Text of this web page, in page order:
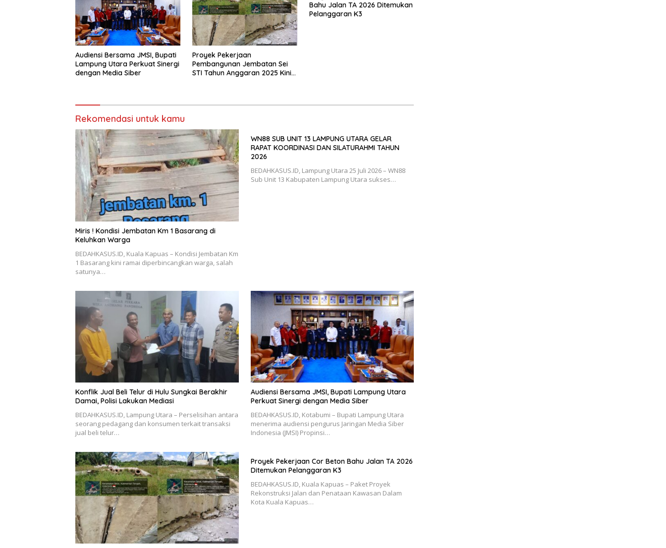
Audiensi Bersama JMSI, Bupati
Lampung Utara Perkuat Sinergi
dengan Media Siber
Proyek Pekerjaan
Pembangunan Jembatan Sei
STI Tahun Anggaran 2025 Kini
Bahu Jalan TA 2026 Ditemukan
Pelanggaran K3
Rekomendasi untuk kamu
Miris ! Kondisi Jembatan Km 1 Basarang di
Keluhkan Warga
BEDAHKASUS.ID, Kuala Kapuas – Kondisi Jembatan Km
1 Basarang kini ramai diperbincangkan warga, salah
satunya…
WN88 SUB UNIT 13 LAMPUNG UTARA GELAR
RAPAT KOORDINASI DAN SILATURAHMI TAHUN
2026
BEDAHKASUS.ID, Lampung Utara 25 Juli 2026 – WN88
Sub Unit 13 Kabupaten Lampung Utara sukses…
Konflik Jual Beli Telur di Hulu Sungkai Berakhir
Damai, Polisi Lakukan Mediasi
BEDAHKASUS.ID, Lampung Utara – Perselisihan antara
seorang pedagang dan konsumen terkait transaksi
jual beli telur…
Audiensi Bersama JMSI, Bupati Lampung Utara
Perkuat Sinergi dengan Media Siber
BEDAHKASUS.ID, Kotabumi – Bupati Lampung Utara
menerima audiensi pengurus Jaringan Media Siber
Indonesia (JMSI) Propinsi…
Proyek Pekerjaan Cor Beton Bahu Jalan TA 2026
Ditemukan Pelanggaran K3
BEDAHKASUS.ID, Kuala Kapuas – Paket Proyek
Rekonstruksi Jalan dan Penataan Kawasan Dalam
Kota Kuala Kapuas…